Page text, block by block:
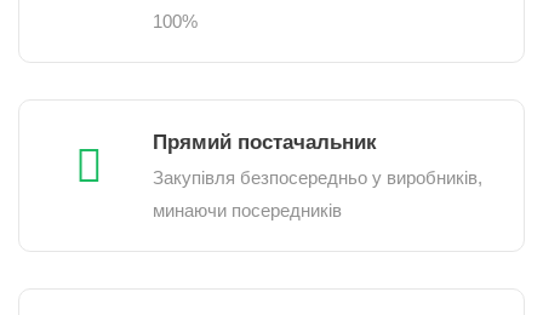
100%
Прямий постачальник
Закупівля безпосередньо у виробників,
минаючи посередників